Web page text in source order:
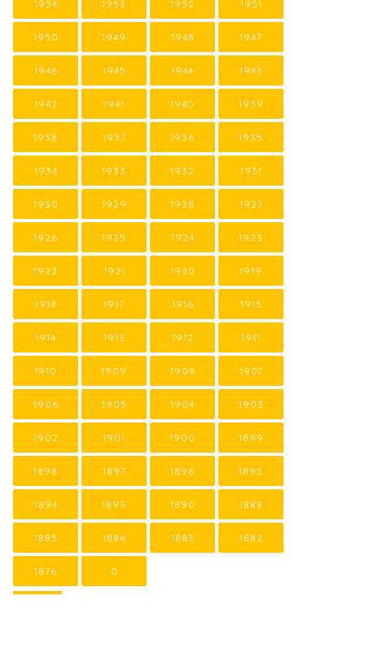
1954 1953 1952 1951
1950 1949 1948 1947
1946 1945 1944 1943
1942 1941 1940 1939
1938 1937 1936 1935
1934 1933 1932 1931
1930 1929 1928 1927
1926 1925 1924 1923
1922 1921 1920 1919
1918 1917 1916 1915
1914 1913 1912 1911
1910 1909 1908 1907
1906 1905 1904 1903
1902 1901 1900 1899
1898 1897 1896 1895
1894 1893 1890 1888
1885 1884 1883 1882
1876 0